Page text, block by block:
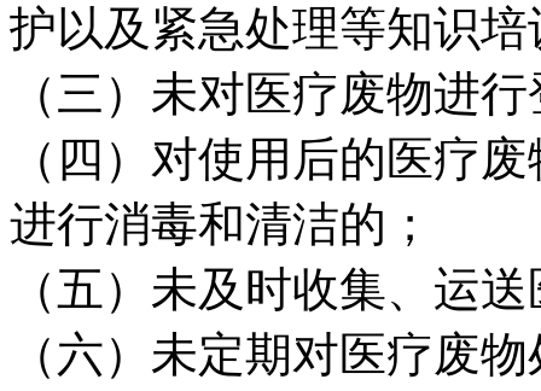
护以及紧急处理等知识培
（三）未对医疗废物进
（四）对使用后的医疗
进行消毒和清洁的；
（五）未及时收集、运
（六）未定期对医疗废